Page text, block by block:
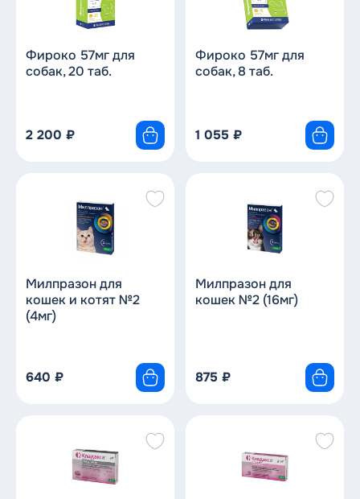
по новизне
Фироко 57мг для
собак, 20 таб.
2 200 ₽
Фироко 57мг для
собак, 8 таб.
1 055 ₽
Милпразон для
кошек и котят №2
(4мг)
640 ₽
Милпразон для
кошек №2 (16мг)
875 ₽